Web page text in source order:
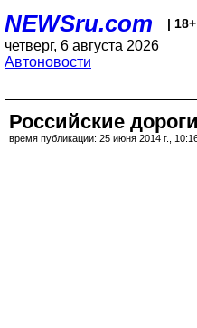
NEWSru.com | 18+
четверг, 6 августа 2026
Автоновости
Российские
время публикации: 25 июня 2014 г.,